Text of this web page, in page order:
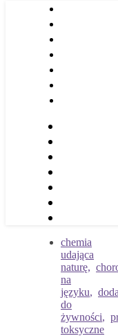
chemia
udająca
naturę,
na
języku,
do
żywności,
toksyczne